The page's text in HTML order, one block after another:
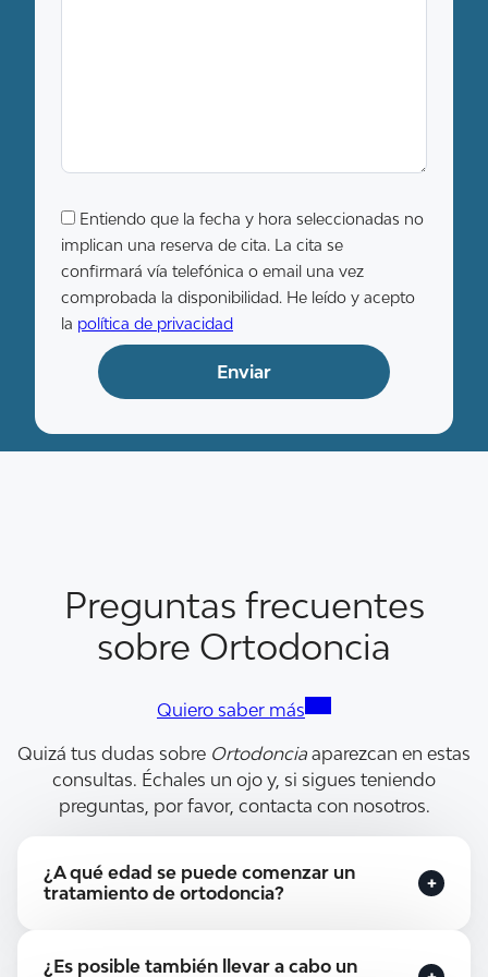
Entiendo que la fecha y hora seleccionadas no
implican una reserva de cita. La cita se
confirmará vía telefónica o email una vez
comprobada la disponibilidad. He leído y acepto
la política de privacidad
Preguntas frecuentes
sobre Ortodoncia
Quiero saber más
Quizá tus dudas sobre Ortodoncia aparezcan en estas
consultas. Échales un ojo y, si sigues teniendo
preguntas, por favor, contacta con nosotros.
¿A qué edad se puede comenzar un
tratamiento de ortodoncia?
Los tratamientos de ortodoncia pueden
¿Es posible también llevar a cabo un